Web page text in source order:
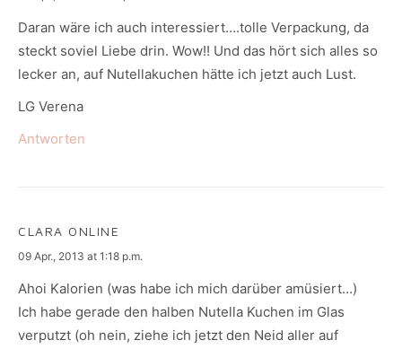
Daran wäre ich auch interessiert….tolle Verpackung, da
steckt soviel Liebe drin. Wow!! Und das hört sich alles so
lecker an, auf Nutellakuchen hätte ich jetzt auch Lust.
LG Verena
Antworten
CLARA ONLINE
says:
09 Apr., 2013 at 1:18 p.m.
Ahoi Kalorien (was habe ich mich darüber amüsiert…)
Ich habe gerade den halben Nutella Kuchen im Glas
verputzt (oh nein, ziehe ich jetzt den Neid aller auf